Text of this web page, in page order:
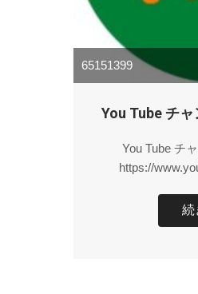
65151399
You Tube チ
You Tube チ
https://
続